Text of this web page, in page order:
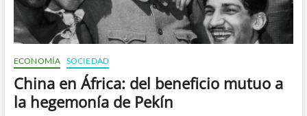
ECONOMÍA SOCIEDAD
China en África: del beneficio mutuo a
la hegemonía de Pekín